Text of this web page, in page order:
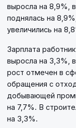
выросла на 8,9%,
поднялась на
увеличились на
Зарплата
выросла на 3,3%,
рост отмечен в
обращения с
добывающей
на 7,7%. В
на 3,3%.